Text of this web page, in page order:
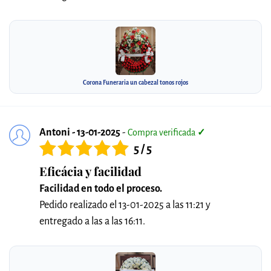
Corona Funeraria un cabezal tonos rojos
Antoni - 13-01-2025- Compra verificada ✓
5 / 5
Eficácia y facilidad
Facilidad en todo el proceso.
Pedido realizado el 13-01-2025 a las 11:21 y
entregado a las a las 16:11.